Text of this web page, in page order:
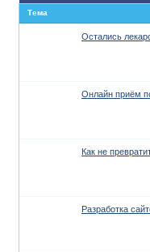
Тема
Остались
Онлайн приём
Как не
Разработка